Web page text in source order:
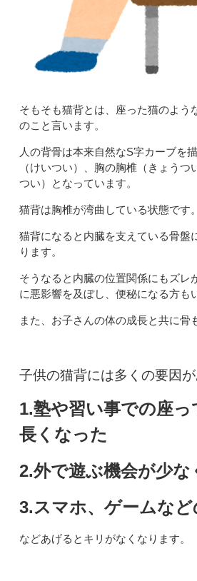
そもそも猫背とは、座った猫のよう
のこと言います。
人の背骨は本来自然なS字カーブを
（けいつい）、胸の胸椎（きょうつ
つい）となっています。
猫背は胸椎が湾曲している状態です。
猫背になると内臓を支えている骨盤
ります。
そうなると内臓の位置関係にもズレ
に悪影響を及ぼし、便秘になる方も
また、お子さんの体の成長と共に骨
子供の猫背には多くの要因が
1.塾や習い事での座
長くなった
2.外で遊ぶ機会が少な
3.スマホ、ゲームなど
などあげるとキリがなくなります。